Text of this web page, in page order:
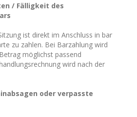
/ Fälligkeit des
ist direkt im Anschluss in bar
zu zahlen. Bei Barzahlung wird
möglichst passend
wird nach der
oder verpasste